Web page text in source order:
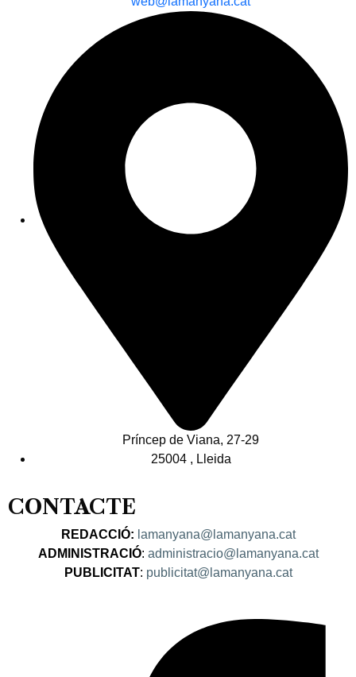
Príncep de Viana, 27-29
25004 , Lleida
CONTACTE
REDACCIÓ: lamanyana@lamanyana.cat
ADMINISTRACIÓ: administracio@lamanyana.cat
PUBLICITAT: publicitat@lamanyana.cat